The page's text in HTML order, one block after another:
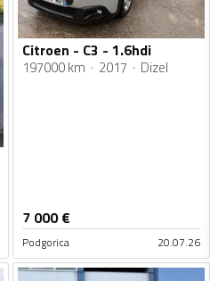
Citroen - C3 - 1.6hdi
197000 km 2017 Dizel
7 000€
Podgorica 20.07.26